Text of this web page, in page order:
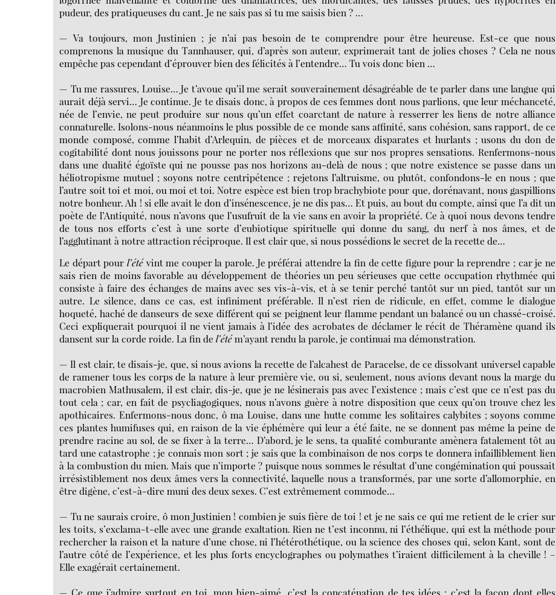
pudeur, des pratiqueuses du cant. Je ne sais pas si tu me saisis bien ? …
— Va toujours, mon Justinien ; je n’ai pas besoin de te comprendre pour être heureuse. Est-ce que nous
comprenons la musique du Tannhauser, qui, d’après son auteur, exprimerait tant de jolies choses ? Cela ne nous
empêche pas cependant d’éprouver bien des félicités à l’entendre… Tu vois donc bien …
— Tu me rassures, Louise… Je t’avoue qu’il me serait souverainement désagréable de te parler dans une langue qui
aurait déjà servi… Je continue. Je te disais donc, à propos de ces femmes dont nous parlions, que leur méchanceté,
née de l’envie, ne peut produire sur nous qu’un effet coarctant de nature à resserrer les liens de notre alliance
connaturelle. Isolons-nous néanmoins le plus possible de ce monde sans affinité, sans cohésion, sans rapport, de ce
monde composé, comme l’habit d’Arlequin, de pièces et de morceaux disparates et hurlants ; usons du don de
cogitabilité dont nous jouissons pour ne porter nos réflexions que sur nos propres sensations. Renfermons-nous
dans une dualité égoïste qui ne pousse pas nos horizons au-delà de nous ; que notre existence se passe dans un
héliotropisme mutuel ; soyons notre centripétence ; rejetons l’altruisme, ou plutôt, confondons-le en nous ; que
l’autre soit toi et moi, ou moi et toi. Notre espèce est bien trop brachybiote pour que, dorénavant, nous gaspillions
notre bonheur. Ah ! si elle avait le don d’insénescence, je ne dis pas… Et puis, au bout du compte, ainsi que l’a dit un
poète de l’Antiquité, nous n’avons que l’usufruit de la vie sans en avoir la propriété. Ce à quoi nous devons tendre
de tous nos efforts c’est à une sorte d’eubiotique spirituelle qui donne du sang, du nerf à nos âmes, et de
l’agglutinant à notre attraction réciproque. Il est clair que, si nous possédions le secret de la recette de…
Le départ pour l’étévint me couper la parole. Je préférai attendre la fin de cette figure pour la reprendre ; car je ne
sais rien de moins favorable au développement de théories un peu sérieuses que cette occupation rhythmée qui
consiste à faire des échanges de mains avec ses vis-à-vis, et à se tenir perché tantôt sur un pied, tantôt sur un
autre. Le silence, dans ce cas, est infiniment préférable. Il n’est rien de ridicule, en effet, comme le dialogue
hoqueté, haché de danseurs de sexe différent qui se peignent leur flamme pendant un balancé ou un chassé-croisé.
Ceci expliquerait pourquoi il ne vient jamais à l’idée des acrobates de déclamer le récit de Théramène quand ils
dansent sur la corde roide. La fin del’étém’ayant rendu la parole, je continuai ma démonstration.
— Il est clair, te disais-je, que, si nous avions la recette de l’alcahest de Paracelse, de ce dissolvant universel capable
de ramener tous les corps de la nature à leur première vie, ou si, seulement, nous avions devant nous la marge du
macrobien Mathusalem, il est clair, dis-je, que je ne lésinerais pas avec l’existence ; mais c’est que ce n’est pas du
tout cela ; car, en fait de psycliagogiques, nous n’avons guère à notre disposition que ceux qu’on trouve chez les
apothicaires. Enfermons-nous donc, ô ma Louise, dans une hutte comme les solitaires calybites ; soyons comme
ces plantes humifuses qui, en raison de la vie éphémère qui leur a été faite, ne se donnent pas même la peine de
prendre racine au sol, de se fixer à la terre… D’abord, je le sens, ta qualité comburante amènera fatalement tôt au
tard une catastrophe ; je connais mon sort ; je sais que la combinaison de nos corps te donnera infailliblement lien
à la combustion du mien. Mais que n’importe ? puisque nous sommes le résultat d’une congémination qui poussait
irrésistiblement nos deux âmes vers la connectivité, laquelle nous a transformés, par une sorte d’allomorphie, en
être digène, c’est-à-dire muni des deux sexes. C’est extrêmement commode…
— Tu ne saurais croire, ô mon Justinien ! combien je suis fière de toi ! et je ne sais ce qui me retient de le crier sur
les toits, s’exclama-t-elle avec une grande exaltation. Rien ne t’est inconnu, ni l’éthélique, qui est la méthode pour
rechercher la raison et la nature d’une chose, ni l’hétérothétique, ou la science des choses qui, selon Kant, sont de
l’autre côté de l’expérience, et les plus forts encyclographes ou polymathes t’iraient difficilement à la cheville ! –
Elle exagérait certainement.